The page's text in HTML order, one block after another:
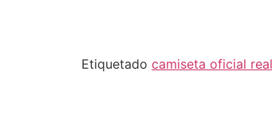
Etiquetado camiseta oficial